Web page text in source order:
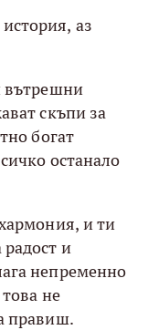
аз
вътрешни
скъпи за
богат
останало
и ти
и
непременно
не
правиш.